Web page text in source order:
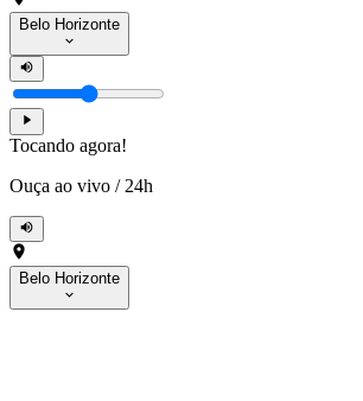
Belo Horizonte
Tocando agora!
Ouça ao vivo / 24h
Belo Horizonte